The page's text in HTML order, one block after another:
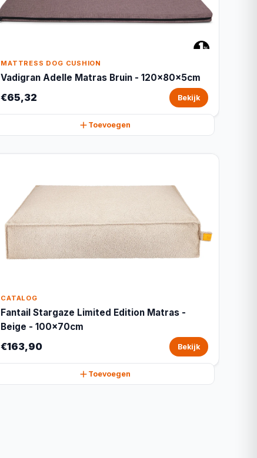
MATTRESS DOG CUSHION
Vadigran Adelle Matras Bruin - 120x80x5cm
€65,32 Bekijk
Toevoegen
CATALOG
Fantail Stargaze Limited Edition Matras -
Beige - 100x70cm
€163,90 Bekijk
Toevoegen